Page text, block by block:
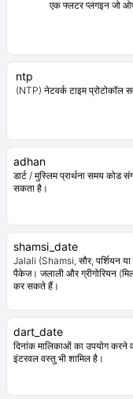
एक फ्लटर प्लगइन जो
ntp
(NTP) नेटवर्क टाइम प्रोटोकॉल
adhan
डार्ट / मुस्लिम प्रार्थना समय कोड
सकता है।
shamsi_date
Jalali (Shamsi, सौर, पर्शियन
पैकेज। जलाली और ग्रीगोरियन
कर सकते हैं।
dart_date
दिनांक मालिकाओं का उपयोग करने
इंटरवल वस्तु भी शामिल है।